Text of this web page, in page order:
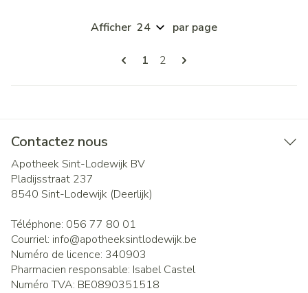
Pages
Vous lisez actuellement la page
1 Page
2
Afficher par page
Contactez nous
Apotheek Sint-Lodewijk BV
Pladijsstraat 237
8540 Sint-Lodewijk (Deerlijk)
Téléphone: 056 77 80 01
Courriel: info@apotheeksintlodewijk.be
Numéro de licence: 340903
Pharmacien responsable: Isabel Castel
Numéro TVA: BE0890351518